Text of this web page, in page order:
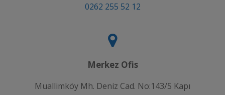
0262 255 52 12
Merkez Ofis
Muallimköy Mh. Deniz Cad. No:143/5 Kapı